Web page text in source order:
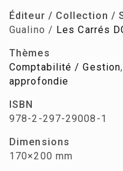
Éditeur / Collection /
Gualino / Les Carrés
Thèmes
Comptabilité / Gestion
approfondie
ISBN
978-2-297-29008-1
Dimensions
170×200 mm